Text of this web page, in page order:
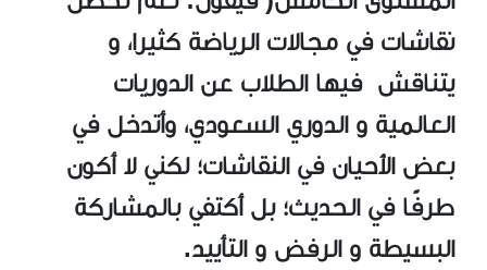
نقاشات في مجالات الرياضة كثيرا، و
يتناقش فيها الطلاب عن الدوريات
العالمية و الدوري السعودي، وأتدخل في
بعض الأحيان في النقاشات؛ لكني لا أكون
طرفًا في الحديث؛ بل أكتفي بالمشاركة
البسيطة و الرفض و التأييد.